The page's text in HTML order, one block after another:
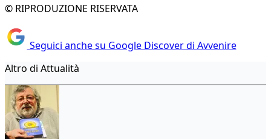
© RIPRODUZIONE RISERVATA
Seguici anche su Google Discover di Avvenire
Altro di Attualità